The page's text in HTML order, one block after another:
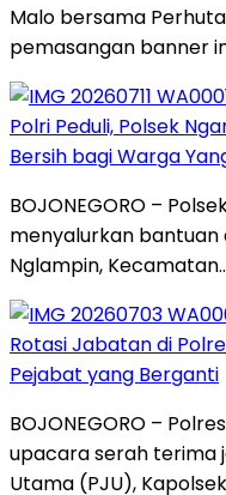
Malo bersama
pemasangan banner
Polri Peduli, Polsek
Bersih bagi Warga
BOJONEGORO –
menyalurkan bantuan
Nglampin,
Rotasi Jabatan di
Pejabat yang Berganti
BOJONEGORO –
upacara serah terima
Utama (PJU),